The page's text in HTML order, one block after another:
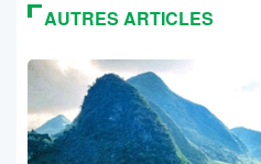
AUTRES ARTICLES